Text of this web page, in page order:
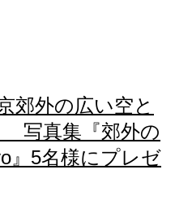
郊外の広い空と
写真集『郊外の
』5名様にプレゼ